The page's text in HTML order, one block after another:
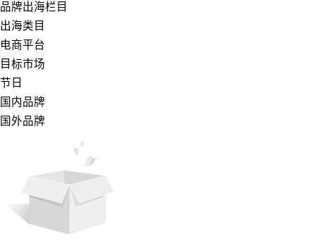
品牌出海栏目
出海类目
电商平台
目标市场
节日
国内品牌
国外品牌